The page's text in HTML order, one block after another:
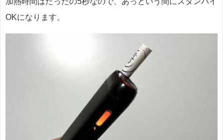
OKになります。